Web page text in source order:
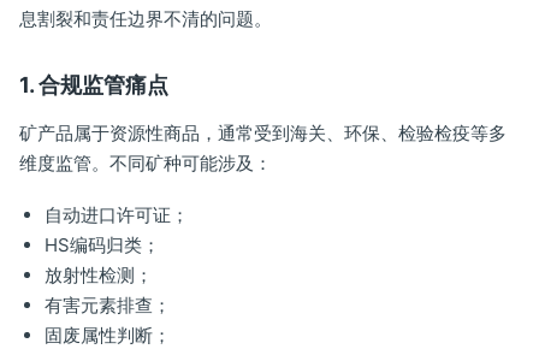
息割裂和责任边界不清的问题。
1. 合规监管痛点
矿产品属于资源性商品，通常受到海关、环保、检验检疫等多
维度监管。不同矿种可能涉及：
自动进口许可证；
HS编码归类；
放射性检测；
有害元素排查；
固废属性判断；